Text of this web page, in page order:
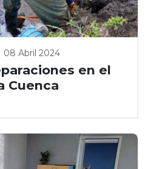
08 Abril 2024
en el
Cuenca